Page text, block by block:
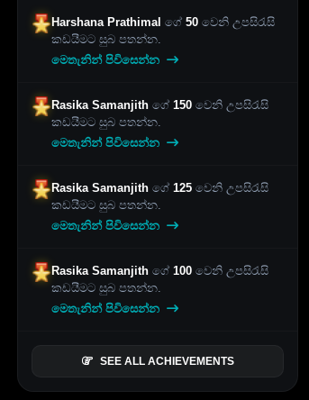
Harshana Prathimalගේ50 වෙනි උපසිරැසි
කඩයීමට සුබ පතන්න.
මෙතැනින් පිවිසෙන්න
Rasika Samanjithගේ150 වෙනි උපසිරැසි
කඩයීමට සුබ පතන්න.
මෙතැනින් පිවිසෙන්න
Rasika Samanjithගේ125 වෙනි උපසිරැසි
කඩයීමට සුබ පතන්න.
මෙතැනින් පිවිසෙන්න
Rasika Samanjithගේ100 වෙනි උපසිරැසි
කඩයීමට සුබ පතන්න.
මෙතැනින් පිවිසෙන්න
SEE ALL ACHIEVEMENTS